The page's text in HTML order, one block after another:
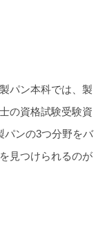
パン本科では、製
の資格試験受験資
パンの3つ分野をバ
見つけられるのが